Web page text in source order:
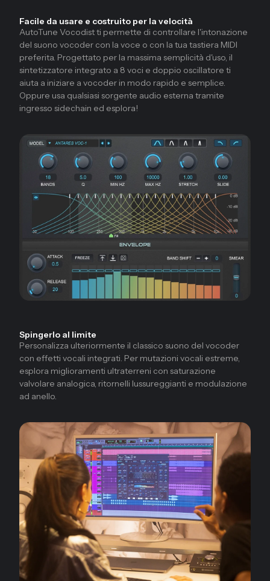
Facile da usare e costruito per la velocità
AutoTune Vocodist ti permette di controllare l'intonazione
del suono vocoder con la voce o con la tua tastiera MIDI
preferita. Progettato per la massima semplicità d'uso, il
sintetizzatore integrato a 8 voci e doppio oscillatore ti
aiuta a iniziare a vocoder in modo rapido e semplice.
Oppure usa qualsiasi sorgente audio esterna tramite
ingresso sidechain ed esplora!
Spingerlo al limite
Personalizza ulteriormente il classico suono del vocoder
con effetti vocali integrati. Per mutazioni vocali estreme,
esplora miglioramenti ultraterreni con saturazione
valvolare analogica, ritornelli lussureggianti e modulazione
ad anello.